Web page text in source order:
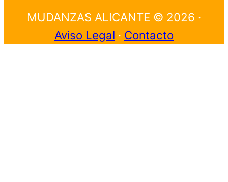
MUDANZAS ALICANTE © 2026 ·
Aviso Legal · Contacto